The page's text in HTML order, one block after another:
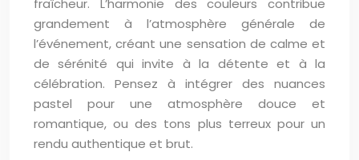
fraîcheur. L’harmonie des couleurs contribue
grandement à l’atmosphère générale de
l’événement, créant une sensation de calme et
de sérénité qui invite à la détente et à la
célébration. Pensez à intégrer des nuances
pastel pour une atmosphère douce et
romantique, ou des tons plus terreux pour un
rendu authentique et brut.